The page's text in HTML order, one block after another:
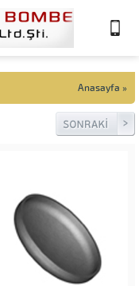
Anasayfa »